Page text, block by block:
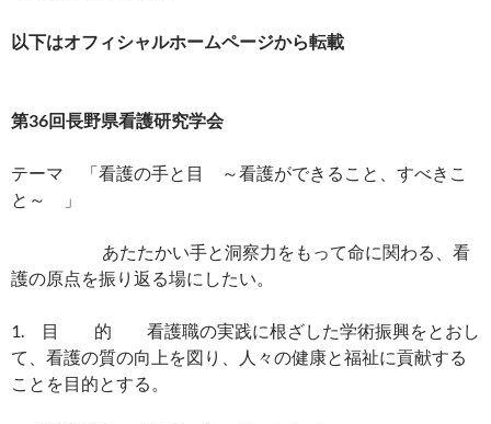
以下はオフィシャルホームページから転載
第36回長野県看護研究学会
テーマ 「看護の手と目 ～看護ができること、すべきこ
と～ 」
あたたかい手と洞察力をもって命に関わる、看
護の原点を振り返る場にしたい。
1. 目 的 看護職の実践に根ざした学術振興をとおし
て、看護の質の向上を図り、人々の健康と福祉に貢献する
ことを目的とする。